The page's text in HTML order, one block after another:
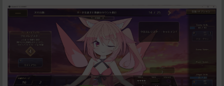
给新作限定打赏
10分 50分 100